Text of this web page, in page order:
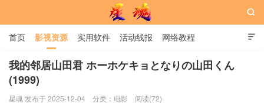
星魂网

首页 影视资源 实用软件 活动线报 网络教程
用户中心 书籍 娱乐

我的邻居山田君 ホーホケキョとなりの山田くん
(1999)
星魂 发布于 2025-12-04 分类： 电影 阅读(72)